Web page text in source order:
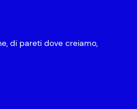
di pareti dove creiamo,